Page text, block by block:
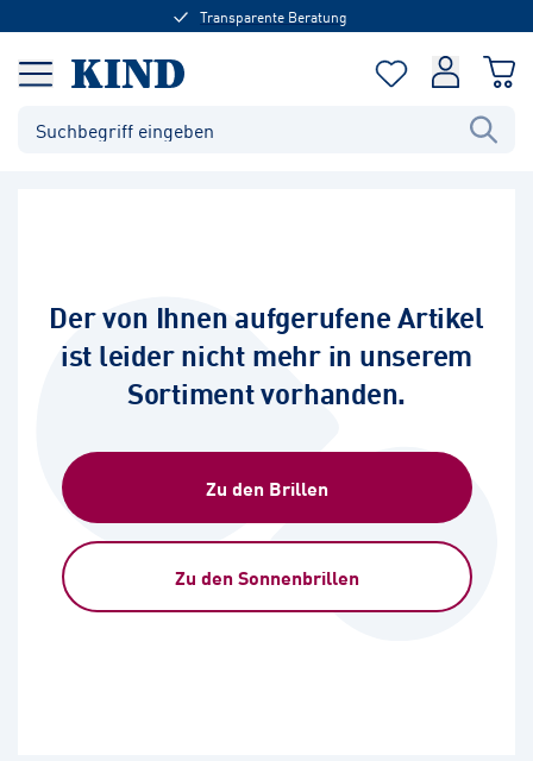
Transparente Beratung
Der von Ihnen aufgerufene Artikel
ist leider nicht mehr in unserem
Sortiment vorhanden.
Zu den Brillen
Zu den Sonnenbrillen